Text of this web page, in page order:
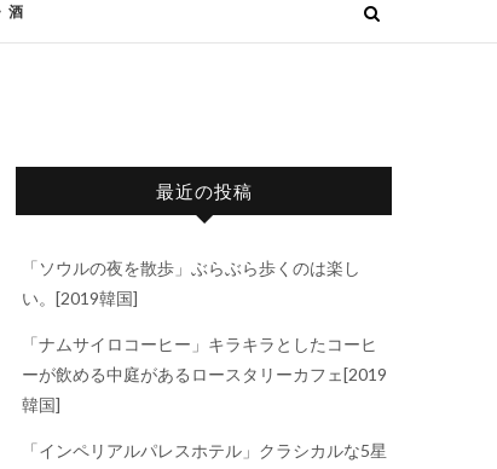
酒
最近の投稿
「ソウルの夜を散歩」ぶらぶら歩くのは楽し
い。[2019韓国]
「ナムサイロコーヒー」キラキラとしたコーヒ
ーが飲める中庭があるロースタリーカフェ[2019
韓国]
「インペリアルパレスホテル」クラシカルな5星